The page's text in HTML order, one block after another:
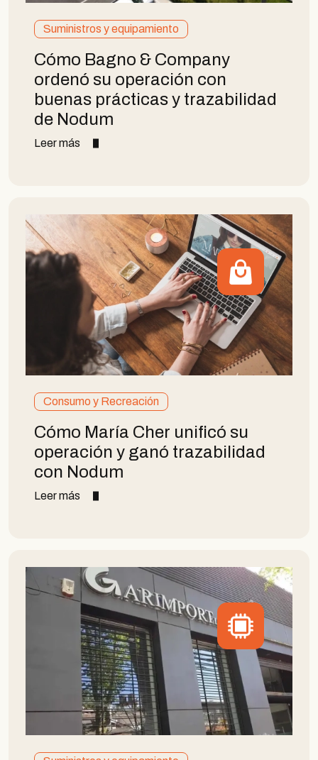
Suministros y equipamiento
Cómo Bagno & Company
ordenó su operación con
buenas prácticas y trazabilidad
de Nodum
Leer más
Consumo y Recreación
Cómo María Cher unificó su
operación y ganó trazabilidad
con Nodum
Leer más